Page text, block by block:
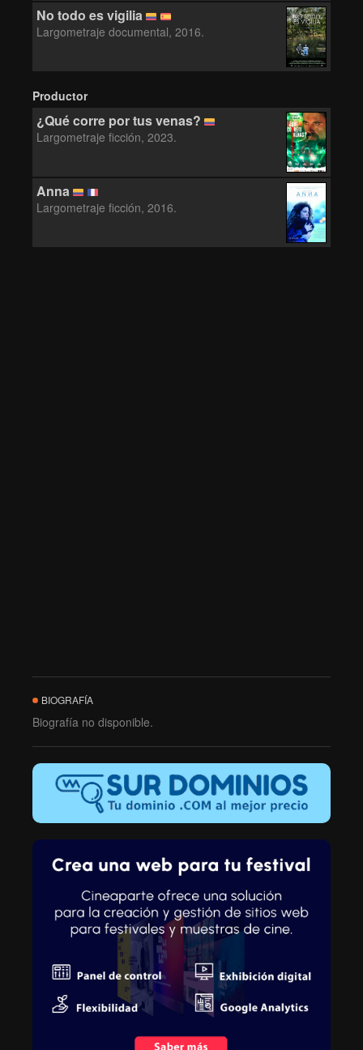
No todo es vigilia
Largometraje documental, 2016.
Productor
¿Qué corre por tus venas?
Largometraje ficción, 2023.
Anna
Largometraje ficción, 2016.
BIOGRAFÍA
Biografía no disponible.